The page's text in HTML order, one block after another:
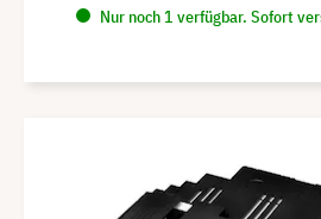
Nur noch 1 verfügbar. Sofort